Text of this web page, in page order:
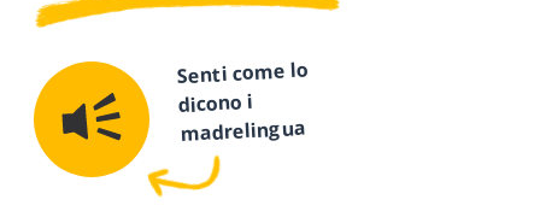
Senti come lo
dicono i
madrelingua